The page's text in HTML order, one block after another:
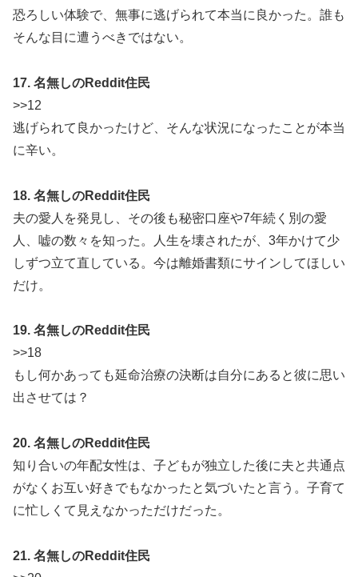
恐ろしい体験で、無事に逃げられて本当に良かった。誰も
そんな目に遭うべきではない。
17. 名無しのReddit住民
>>12
逃げられて良かったけど、そんな状況になったことが本当
に辛い。
18. 名無しのReddit住民
夫の愛人を発見し、その後も秘密口座や7年続く別の愛
人、嘘の数々を知った。人生を壊されたが、3年かけて少
しずつ立て直している。今は離婚書類にサインしてほしい
だけ。
19. 名無しのReddit住民
>>18
もし何かあっても延命治療の決断は自分にあると彼に思い
出させては？
20. 名無しのReddit住民
知り合いの年配女性は、子どもが独立した後に夫と共通点
がなくお互い好きでもなかったと気づいたと言う。子育て
に忙しくて見えなかっただけだった。
21. 名無しのReddit住民